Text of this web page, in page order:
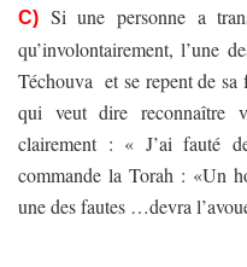
C) Si une personne a
qu’involontairement, l’une
Téchouva et se repent de
qui veut dire reconnaître
clairement : « J’ai fauté
commande la Torah : «Un
une des fautes …devra